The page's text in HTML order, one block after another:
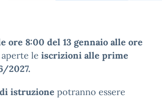
ore 8:00 del 13 gennaio alle ore
le iscrizioni alle prime
2027.
istruzione potranno essere